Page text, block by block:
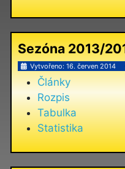
Sezóna 2013/
Vytvořeno: 16. červen 2014
Články
Rozpis
Tabulka
Statistika